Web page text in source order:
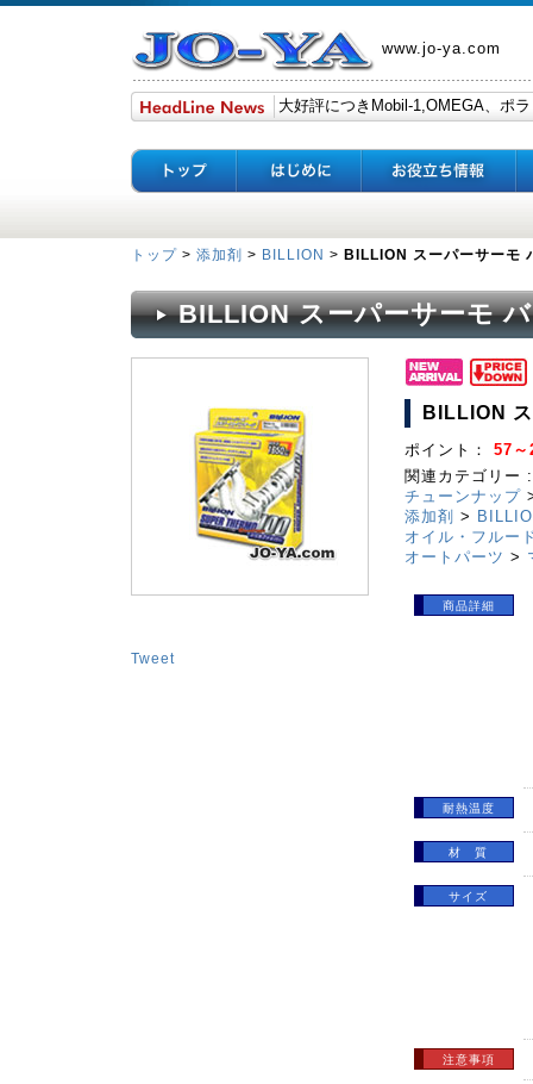
www.jo-ya.com
トップ > 添加剤 > BILLION > BILLION スーパーサーモ
BILLION スーパーサーモ
Tweet
BILLION
ポイント： 57
関連カテゴリー :
チューンナップ
添加剤 >
オイル・フルー
オートパーツ >
商品詳細
耐熱温度
材 質
サイズ
注意事項